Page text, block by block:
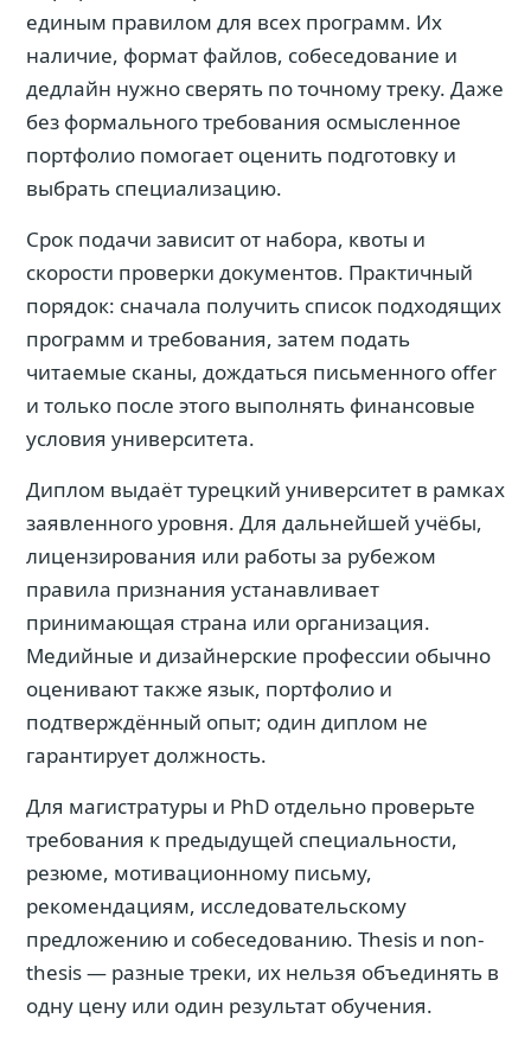
единым правилом для всех программ. Их
наличие, формат файлов, собеседование и
дедлайн нужно сверять по точному треку. Даже
без формального требования осмысленное
портфолио помогает оценить подготовку и
выбрать специализацию.
Срок подачи зависит от набора, квоты и
скорости проверки документов. Практичный
порядок: сначала получить список подходящих
программ и требования, затем подать
читаемые сканы, дождаться письменного offer
и только после этого выполнять финансовые
условия университета.
Диплом выдаёт турецкий университет в рамках
заявленного уровня. Для дальнейшей учёбы,
лицензирования или работы за рубежом
правила признания устанавливает
принимающая страна или организация.
Медийные и дизайнерские профессии обычно
оценивают также язык, портфолио и
подтверждённый опыт; один диплом не
гарантирует должность.
Для магистратуры и PhD отдельно проверьте
требования к предыдущей специальности,
резюме, мотивационному письму,
рекомендациям, исследовательскому
предложению и собеседованию. Thesis и non-
thesis — разные треки, их нельзя объединять в
одну цену или один результат обучения.